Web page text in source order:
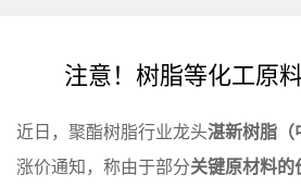
注意！树脂等化工原
近日，聚酯树脂行业龙头湛新树脂（
涨价通知，称由于部分关键原材料的